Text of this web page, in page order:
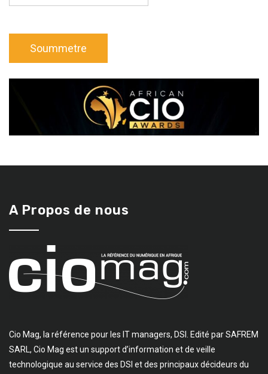
A Propos de nous
Cio Mag, la référence pour les IT managers, DSI. Edité par SAFREM
SARL, Cio Mag est un support d’information et de veille
technologique au service des DSI et des principaux décideurs du